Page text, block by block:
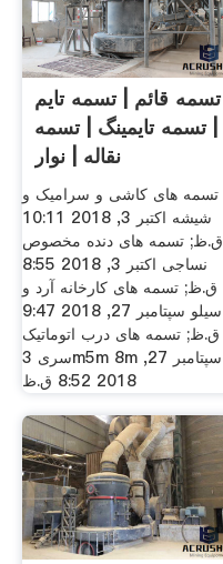
تسمه قائم | تسمه تایم
| تسمه تایمینگ | تسمه
نقاله | نوار
تسمه های کاشی و سرامیک و
شیشه اکتبر 3, 2018 10:11
ق.ظ; تسمه های دنده مخصوص
نساجی اکتبر 3, 2018 8:55
ق.ظ; تسمه های کارخانه آرد و
سیلو سپتامبر 27, 2018 9:47
ق.ظ; تسمه های درب اتوماتیک
سری 3m5m 8m سپتامبر 27,
2018 8:52 ق.ظ